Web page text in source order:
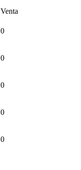
Venta
0
0
0
0
0